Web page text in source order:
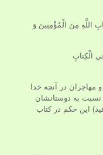
اللَّهِ مِنَ الْمُؤْمِنِينَ وَ
الْكِتابِ
مهاجران در آنچه خدا
نسبت به دوستانشان
اين حكم در كتاب